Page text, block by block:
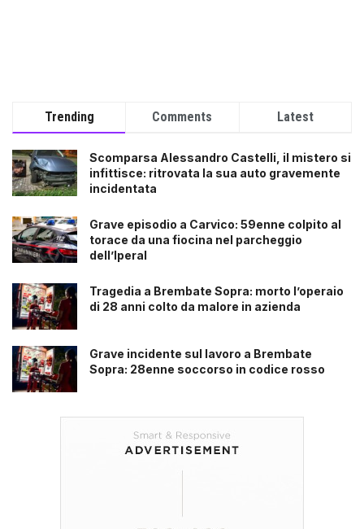
Trending Comments Latest
Scomparsa Alessandro Castelli, il mistero si
infittisce: ritrovata la sua auto gravemente
incidentata
Grave episodio a Carvico: 59enne colpito al
torace da una fiocina nel parcheggio
dell’Iperal
Tragedia a Brembate Sopra: morto l’operaio
di 28 anni colto da malore in azienda
Grave incidente sul lavoro a Brembate
Sopra: 28enne soccorso in codice rosso